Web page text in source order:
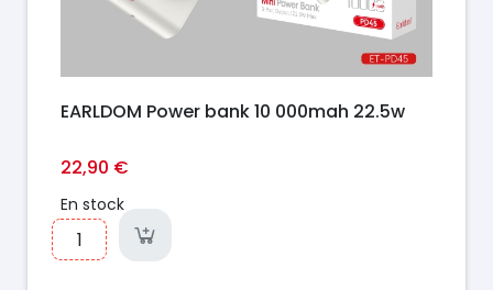
EARLDOM Power bank 10 000mah 22.5w
22,90 €
En stock